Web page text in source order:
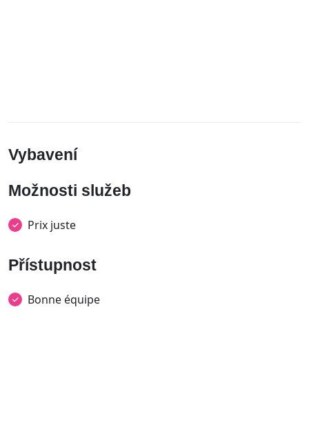
Vybavení
Možnosti služeb
Prix juste
Přístupnost
Bonne équipe